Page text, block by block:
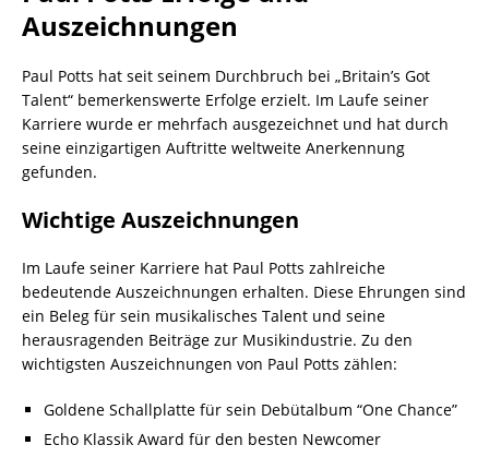
Auszeichnungen
Paul Potts hat seit seinem Durchbruch bei „Britain’s Got
Talent“ bemerkenswerte Erfolge erzielt. Im Laufe seiner
Karriere wurde er mehrfach ausgezeichnet und hat durch
seine einzigartigen Auftritte weltweite Anerkennung
gefunden.
Wichtige Auszeichnungen
Im Laufe seiner Karriere hat Paul Potts zahlreiche
bedeutende Auszeichnungen erhalten. Diese Ehrungen sind
ein Beleg für sein musikalisches Talent und seine
herausragenden Beiträge zur Musikindustrie. Zu den
wichtigsten Auszeichnungen von Paul Potts zählen:
Goldene Schallplatte für sein Debütalbum “One Chance”
Echo Klassik Award für den besten Newcomer